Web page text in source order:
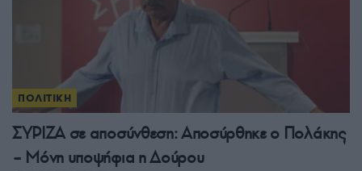
ΠΟΛΙΤΙΚΗ
ΣΥΡΙΖΑ σε αποσύνθεση: Αποσύρθηκε ο Πολάκης
– Μόνη υποψήφια η Δούρου